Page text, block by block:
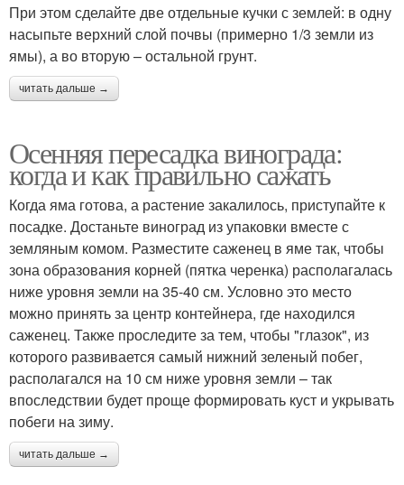
При этом сделайте две отдельные кучки с землей: в одну
насыпьте верхний слой почвы (примерно 1/3 земли из
ямы), а во вторую – остальной грунт.
читать дальше →
Осенняя пересадка винограда:
когда и как правильно сажать
Когда яма готова, а растение закалилось, приступайте к
посадке. Достаньте виноград из упаковки вместе с
земляным комом. Разместите саженец в яме так, чтобы
зона образования корней (пятка черенка) располагалась
ниже уровня земли на 35-40 см. Условно это место
можно принять за центр контейнера, где находился
саженец. Также проследите за тем, чтобы "глазок", из
которого развивается самый нижний зеленый побег,
располагался на 10 см ниже уровня земли – так
впоследствии будет проще формировать куст и укрывать
побеги на зиму.
читать дальше →